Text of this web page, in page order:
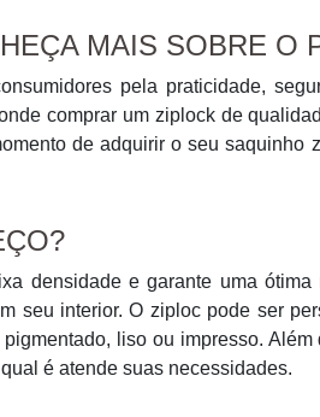
MAIS SOBRE O
pela praticidade,
comprar um ziplock de
de adquirir o seu saquinho
densidade e garante uma ótima
seu interior. O ziploc pode ser
liso ou impresso. Além
é atende suas necessidades.